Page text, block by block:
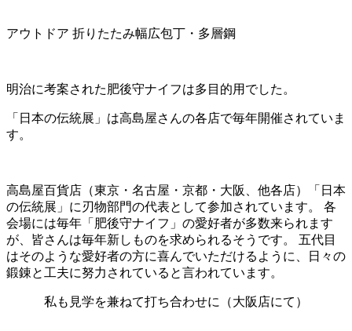
アウトドア 折りたたみ幅広包丁・多層鋼
明治に考案された肥後守ナイフは多目的用でした。
「日本の伝統展」は高島屋さんの各店で毎年開催されていま
す。
高島屋百貨店（東京・名古屋・京都・大阪、他各店）「日本
の伝統展」に刃物部門の代表として参加されています。 各
会場には毎年「肥後守ナイフ」の愛好者が多数来られます
が、皆さんは毎年新しものを求められるそうです。 五代目
はそのような愛好者の方に喜んでいただけるように、日々の
鍛錬と工夫に努力されていると言われています。
私も見学を兼ねて打ち合わせに（大阪店にて）